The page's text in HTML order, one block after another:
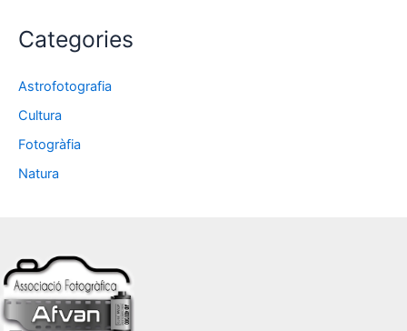
Categories
Astrofotografia
Cultura
Fotogràfia
Natura